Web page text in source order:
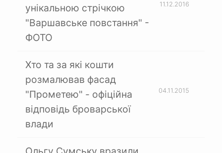
унікальною стрічкою
"Варшавське повстання" -
ФОТО
11.12.2016
Хто та за які кошти
розмалював фасад
"Прометею" - офіційна
відповідь броварської
влади
04.11.2015